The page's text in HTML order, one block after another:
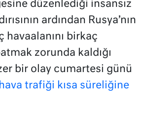
düzenlediği insansız
ardından Rusya’nın
havaalanını birkaç
zorunda kaldığı
bir olay cumartesi günü
hava trafiği kısa süreliğine